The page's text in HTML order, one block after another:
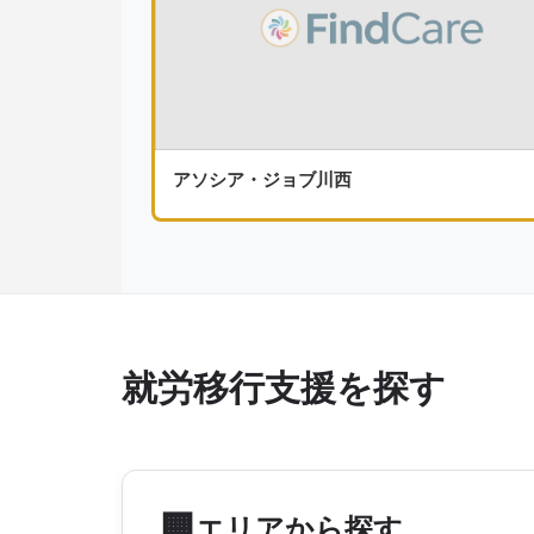
アソシア・ジョブ川西
就労移行支援を探す